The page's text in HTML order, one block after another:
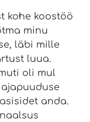
kohe koostöö
minu
läbi mille
luua.
oli mul
anda.